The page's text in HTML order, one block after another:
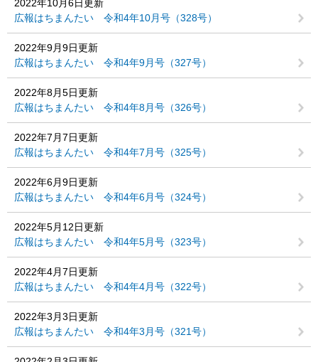
2022年10月6日更新
広報はちまんたい 令和4年10月号（328号）
2022年9月9日更新
広報はちまんたい 令和4年9月号（327号）
2022年8月5日更新
広報はちまんたい 令和4年8月号（326号）
2022年7月7日更新
広報はちまんたい 令和4年7月号（325号）
2022年6月9日更新
広報はちまんたい 令和4年6月号（324号）
2022年5月12日更新
広報はちまんたい 令和4年5月号（323号）
2022年4月7日更新
広報はちまんたい 令和4年4月号（322号）
2022年3月3日更新
広報はちまんたい 令和4年3月号（321号）